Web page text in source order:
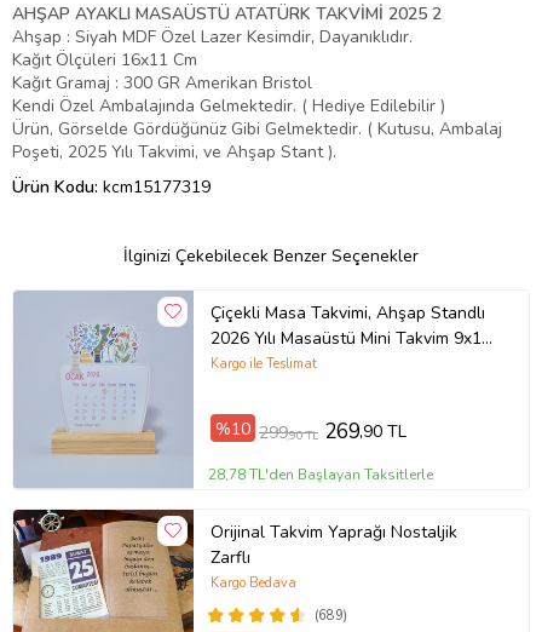
AHŞAP AYAKLI MASAÜSTÜ ATATÜRK TAKVİMİ 2025 2
Ahşap : Siyah MDF Özel Lazer Kesimdir, Dayanıklıdır.
Kağıt Ölçüleri 16x11 Cm
Kağıt Gramaj : 300 GR Amerikan Bristol
Kendi Özel Ambalajında Gelmektedir. ( Hediye Edilebilir )
Ürün, Görselde Gördüğünüz Gibi Gelmektedir. ( Kutusu, Ambalaj
Poşeti, 2025 Yılı Takvimi, ve Ahşap Stant ).
Ürün Kodu: kcm15177319
İlginizi Çekebilecek Benzer Seçenekler
Çiçekli Masa Takvimi, Ahşap Standlı
2026 Yılı Masaüstü Mini Takvim 9x11
cm (Çok Renkli-Beyaz)
Kargo ile Teslimat
%10 299,90 TL 269,90 TL
28,78 TL'den Başlayan Taksitlerle
Orijinal Takvim Yaprağı Nostaljik
Zarflı
(689)
Kargo Bedava